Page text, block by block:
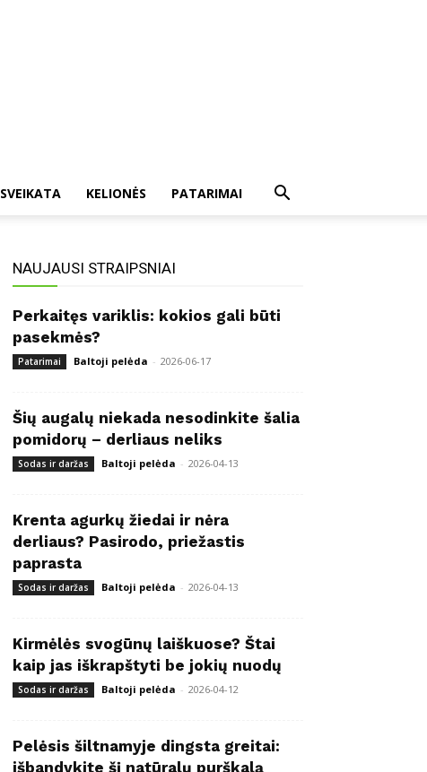
SVEIKATA KELIONĖS PATARIMAI
NAUJAUSI STRAIPSNIAI
Perkaitęs variklis: kokios gali būti
pasekmės?
Patarimai Baltoji pelėda - 2026-06-17
Šių augalų niekada nesodinkite šalia
pomidorų – derliaus neliks
Sodas ir daržas Baltoji pelėda - 2026-04-13
Krenta agurkų žiedai ir nėra
derliaus? Pasirodo, priežastis
paprasta
Sodas ir daržas Baltoji pelėda - 2026-04-13
Kirmėlės svogūnų laiškuose? Štai
kaip jas iškrapštyti be jokių nuodų
Sodas ir daržas Baltoji pelėda - 2026-04-12
Pelėsis šiltnamyje dingsta greitai:
išbandykite šį natūralų purškalą